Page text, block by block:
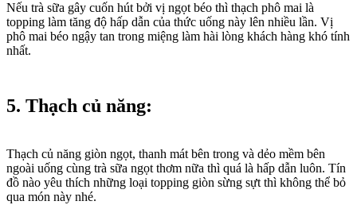
Nếu trà sữa gây cuốn hút bởi vị ngọt béo thì thạch phô mai là
topping làm tăng độ hấp dẫn của thức uống này lên nhiều lần. Vị
phô mai béo ngậy tan trong miệng làm hài lòng khách hàng khó tính
nhất.
5. Thạch củ năng:
Thạch củ năng giòn ngọt, thanh mát bên trong và dẻo mềm bên
ngoài uống cùng trà sữa ngọt thơm nữa thì quá là hấp dẫn luôn. Tín
đồ nào yêu thích những loại topping giòn sừng sựt thì không thể bỏ
qua món này nhé.